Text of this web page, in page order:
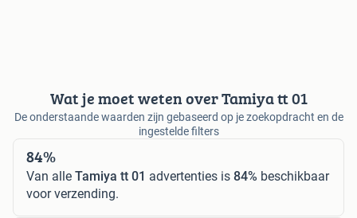
Wat je moet weten over Tamiya tt 01
De onderstaande waarden zijn gebaseerd op je zoekopdracht en de
ingestelde filters
84%
Van alle Tamiya tt 01 advertenties is 84% beschikbaar
voor verzending.